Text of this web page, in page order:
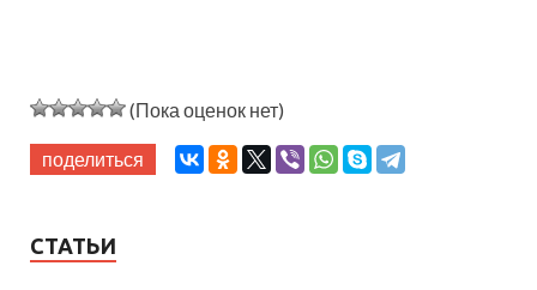
(Пока оценок нет)
поделиться
СТАТЬИ